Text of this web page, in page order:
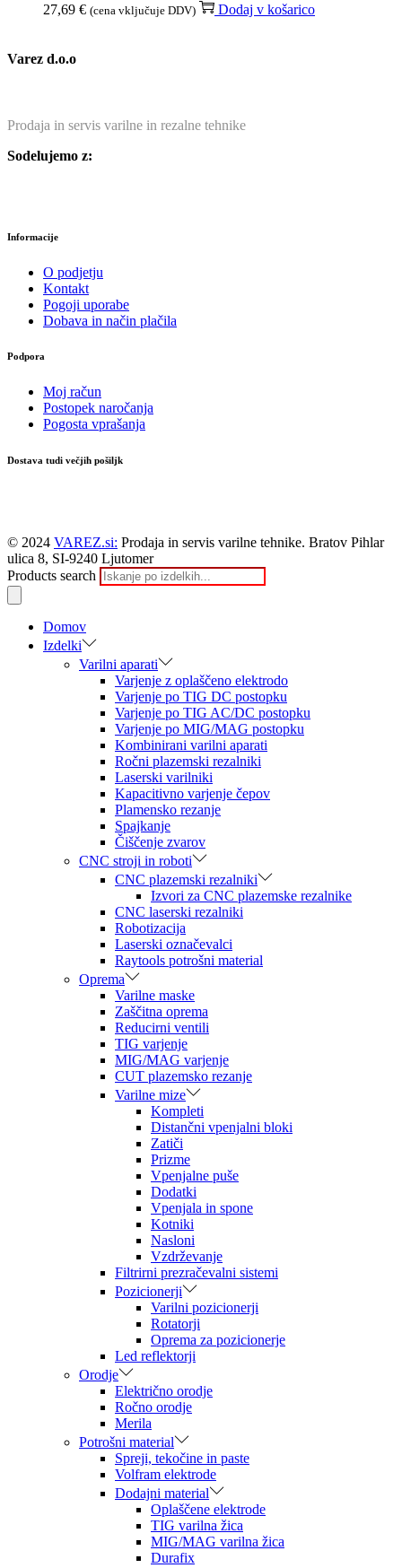
27,69 € (cena vključuje DDV) Dodaj v košarico
Varez d.o.o
Prodaja in servis varilne in rezalne tehnike
Sodelujemo z:
Informacije
O podjetju
Kontakt
Pogoji uporabe
Dobava in način plačila
Podpora
Moj račun
Postopek naročanja
Pogosta vprašanja
Dostava tudi večjih pošiljk
© 2024 VAREZ.si: Prodaja in servis varilne tehnike. Bratov Pihlar
ulica 8, SI-9240 Ljutomer
Products search
Domov
Izdelki
Varilni aparati
Varjenje z oplaščeno elektrodo
Varjenje po TIG DC postopku
Varjenje po TIG AC/DC postopku
Varjenje po MIG/MAG postopku
Kombinirani varilni aparati
Ročni plazemski rezalniki
Laserski varilniki
Kapacitivno varjenje čepov
Plamensko rezanje
Spajkanje
Čiščenje zvarov
CNC stroji in roboti
CNC plazemski rezalniki
Izvori za CNC plazemske rezalnike
CNC laserski rezalniki
Robotizacija
Laserski označevalci
Raytools potrošni material
Oprema
Varilne maske
Zaščitna oprema
Reducirni ventili
TIG varjenje
MIG/MAG varjenje
CUT plazemsko rezanje
Varilne mize
Kompleti
Distančni vpenjalni bloki
Zatiči
Prizme
Vpenjalne puše
Dodatki
Vpenjala in spone
Kotniki
Nasloni
Vzdrževanje
Filtrirni prezračevalni sistemi
Pozicionerji
Varilni pozicionerji
Rotatorji
Oprema za pozicionerje
Led reflektorji
Orodje
Električno orodje
Ročno orodje
Merila
Potrošni material
Spreji, tekočine in paste
Volfram elektrode
Dodajni material
Oplaščene elektrode
TIG varilna žica
MIG/MAG varilna žica
Durafix